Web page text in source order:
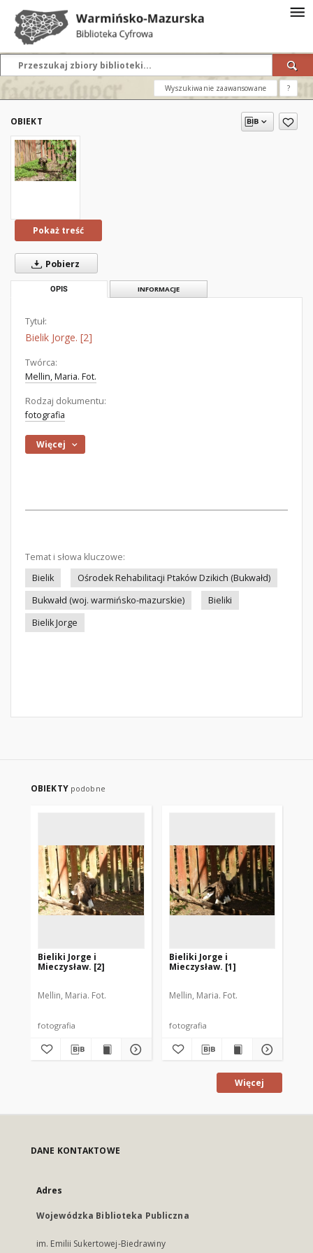
Wyszukiwanie zaawansowane ?
OBIEKT
Pokaż treść
Pobierz
OPIS INFORMACJE
Tytuł:
Bielik Jorge. [2]
Twórca:
Mellin, Maria. Fot.
Rodzaj dokumentu:
fotografia
Więcej
Temat i słowa kluczowe:
Bielik
Ośrodek Rehabilitacji Ptaków Dzikich (Bukwałd)
Bukwałd (woj. warmińsko-mazurskie)
Bieliki
Bielik Jorge
OBIEKTY podobne
Bieliki Jorge i
Mieczysław. [2]
Mellin, Maria. Fot.
fotografia
Bieliki Jorge i
Mieczysław. [1]
Mellin, Maria. Fot.
fotografia
Więcej
DANE KONTAKTOWE
Adres
Wojewódzka Biblioteka Publiczna
im. Emilii Sukertowej-Biedrawiny